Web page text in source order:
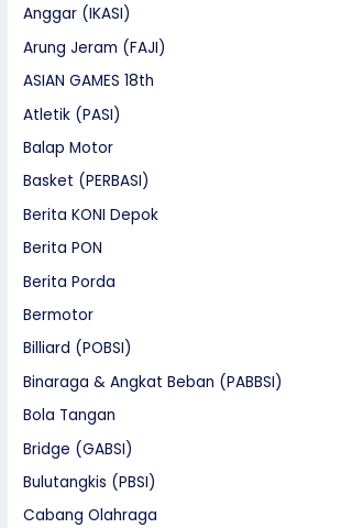
Anggar (IKASI)
Arung Jeram (FAJI)
ASIAN GAMES 18th
Atletik (PASI)
Balap Motor
Basket (PERBASI)
Berita KONI Depok
Berita PON
Berita Porda
Bermotor
Billiard (POBSI)
Binaraga & Angkat Beban (PABBSI)
Bola Tangan
Bridge (GABSI)
Bulutangkis (PBSI)
Cabang Olahraga